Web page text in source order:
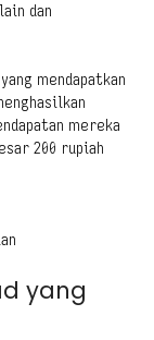
dan
mendapatkan
mereka
200 rupiah
yang